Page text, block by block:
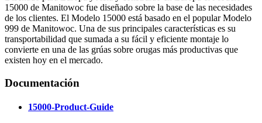
15000 de Manitowoc fue diseñado sobre la base de las necesidades
de los clientes. El Modelo 15000 está basado en el popular Modelo
999 de Manitowoc. Una de sus principales características es su
transportabilidad que sumada a su fácil y eficiente montaje lo
convierte en una de las grúas sobre orugas más productivas que
existen hoy en el mercado.
Documentación
15000-Product-Guide